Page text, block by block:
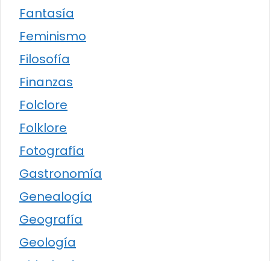
Fantasía
Feminismo
Filosofía
Finanzas
Folclore
Folklore
Fotografía
Gastronomía
Genealogía
Geografía
Geología